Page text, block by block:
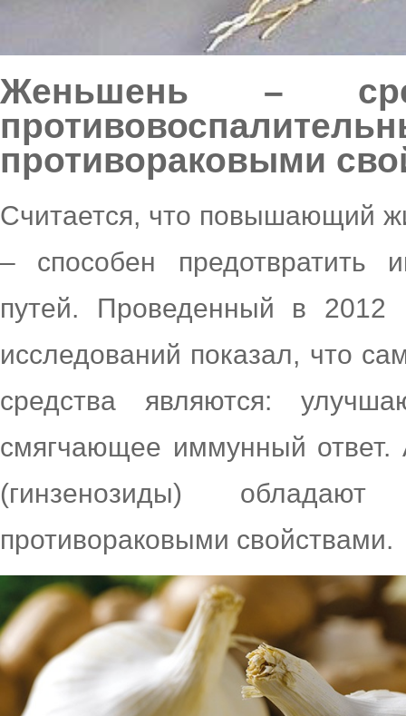
Женьшень –
противораковыми
Считается, что повышающий
– способен предотвратить
путей. Проведенный в 2012
исследований показал, что
средства являются:
смягчающее иммунный
(гинзенозиды) обладают
противораковыми свойствами.